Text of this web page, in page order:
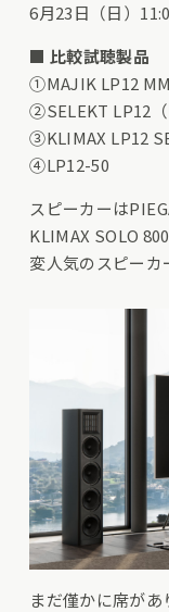
6月23日（日）
■比較試聴製品
①MAJIK LP12 MM
②SELEKT LP12（
③KLIMAX LP12
④LP12-50
スピーカーは
KLIMAX SOLO
変人気のスピーカ
まだ僅かに席が